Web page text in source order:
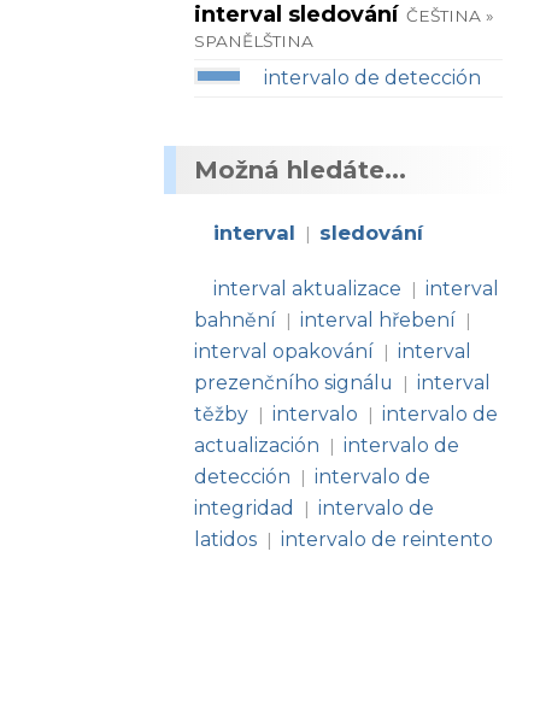
interval sledování ČEŠTINA »
SPANĚLŠTINA
intervalo de detección
Možná hledáte...
interval | sledování
interval aktualizace | interval
bahnění | interval hřebení |
interval opakování | interval
prezenčního signálu
| interval
těžby | intervalo | intervalo de
actualización
| intervalo de
detección
| intervalo de
integridad
| intervalo de
latidos | intervalo de reintento